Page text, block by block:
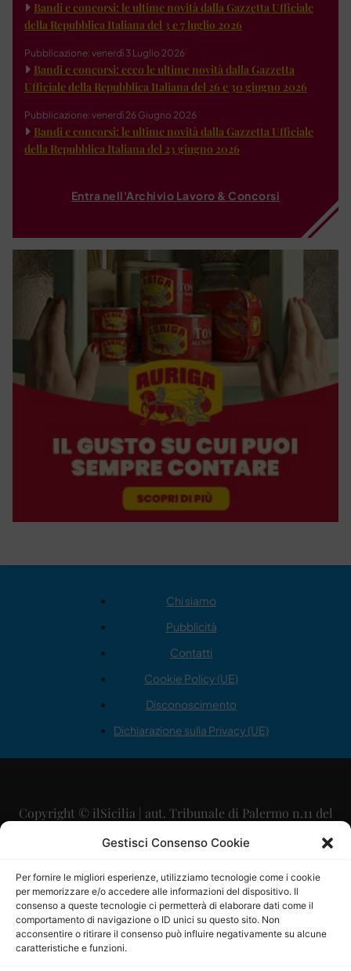
Gestisci Consenso Cookie
Per fornire le migliori esperienze, utilizziamo tecnologie come i cookie
per memorizzare e/o accedere alle informazioni del dispositivo. Il
consenso a queste tecnologie ci permetterà di elaborare dati come il
comportamento di navigazione o ID unici su questo sito. Non
acconsentire o ritirare il consenso può influire negativamente su alcune
caratteristiche e funzioni.
Bandi e concorsi: le ultime novità dalla Gazzetta Ufficiale
della Repubblica Italiana del 3 e 7 luglio 2026
Pubblicazione: venerdì 3 Luglio 2026
Bandi e concorsi: ecco le ultime novità dalla Gazzetta
Ufficiale della Repubblica Italiana del 26 e 30 giugno 2026
Pubblicazione: venerdì 26 Giugno 2026
Bandi e concorsi: le ultime novità dalla Gazzetta Ufficiale
della Repubblica Italiana del 23 giugno 2026
Entra nell'Archivio Lavoro & Concorsi
Chi siamo
Pubblicità
Contatti
Cookie Policy (UE)
Disconoscimento
Dichiarazione sulla Privacy (UE)
Copyright © ilSicilia | aut. Tribunale di Palermo n.11 del
29/09/2015
Direttore Editoriale: Maurizio Scaglione
Direttore Responsabile: Maria Calabrese